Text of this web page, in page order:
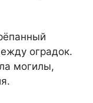
оградок.
могилы,